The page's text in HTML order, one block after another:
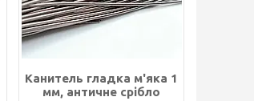
Канитель гладка м'яка 1
мм, античне срібло